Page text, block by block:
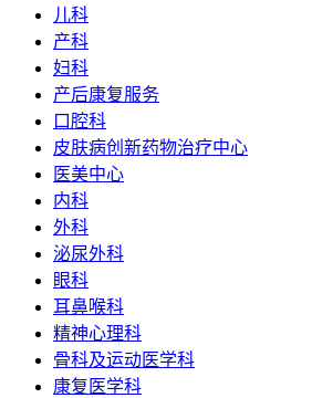
儿科
产科
妇科
产后康复服务
口腔科
皮肤病创新药物治疗中心
医美中心
内科
外科
泌尿外科
眼科
耳鼻喉科
精神心理科
骨科及运动医学科
康复医学科